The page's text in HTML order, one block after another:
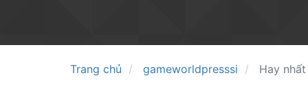
Trang chủ gameworldpresssi Hay nhất